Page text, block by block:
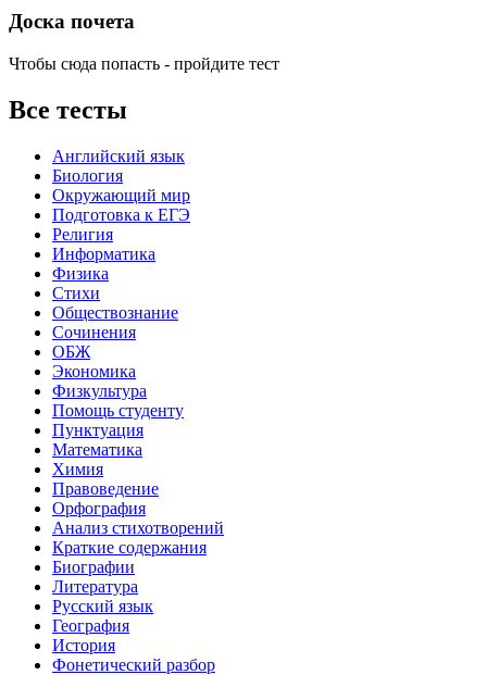
Доска почета
Чтобы сюда попасть - пройдите тест
Все тесты
Английский язык
Биология
Окружающий мир
Подготовка к ЕГЭ
Религия
Информатика
Физика
Стихи
Обществознание
Сочинения
ОБЖ
Экономика
Физкультура
Помощь студенту
Пунктуация
Математика
Химия
Правоведение
Орфография
Анализ стихотворений
Краткие содержания
Биографии
Литература
Русский язык
География
История
Фонетический разбор